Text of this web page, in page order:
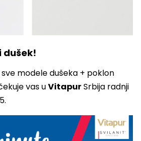
dušek!
modele dušeka + poklon
vas uVitapurSrbija radnji